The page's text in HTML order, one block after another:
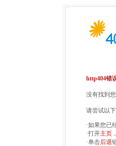
http404错
没有找到
请尝试以下
·如果您已
·打开主页
·单击后退